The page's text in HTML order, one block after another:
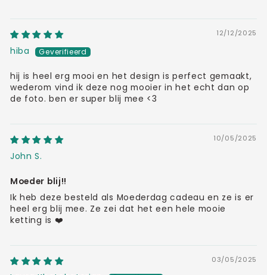
12/12/2025
hiba
hij is heel erg mooi en het design is perfect gemaakt,
wederom vind ik deze nog mooier in het echt dan op
de foto. ben er super blij mee <3
10/05/2025
John S.
Moeder blij!!
Ik heb deze besteld als Moederdag cadeau en ze is er
heel erg blij mee. Ze zei dat het een hele mooie
ketting is ❤️
03/05/2025